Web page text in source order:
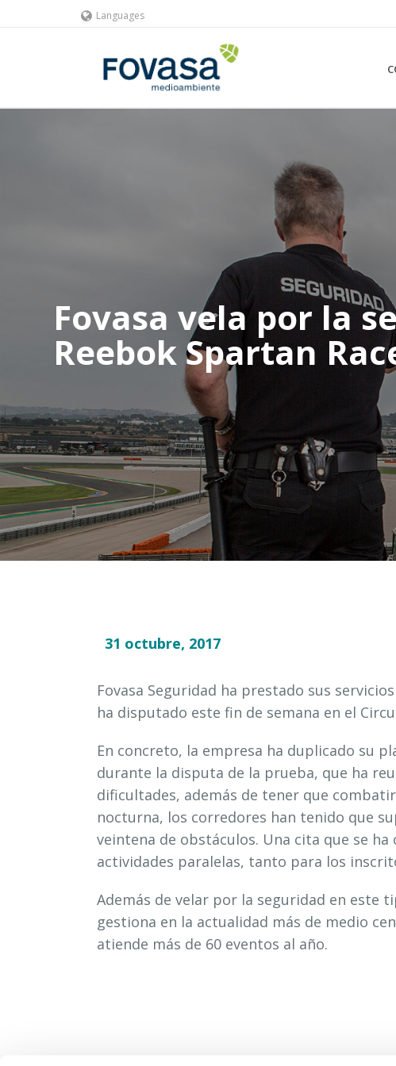
Languages
Fovasa vela por la
Reebok Spartan
31 octubre, 2017
Fovasa Seguridad ha prestado sus
ha disputado este fin de semana en el
En concreto, la empresa ha duplicado su
durante la disputa de la prueba, que ha
dificultades, además de tener que
nocturna, los corredores han tenido que
veintena de obstáculos. Una cita que se
actividades paralelas, tanto para los
Además de velar por la seguridad en este
gestiona en la actualidad más de medio
atiende más de 60 eventos al año.